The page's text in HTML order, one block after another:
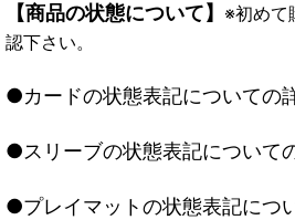
【商品の状態について】 ※初めて
認下さい。
●カードの状態表記についての
●スリーブの状態表記について
●プレイマットの状態表記につ